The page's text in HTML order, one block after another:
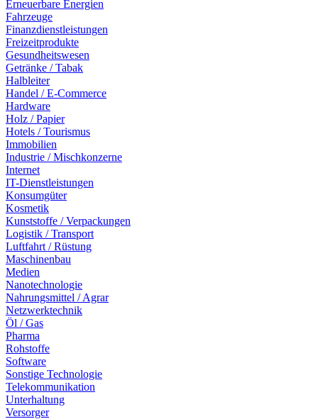
Erneuerbare Energien
Fahrzeuge
Finanzdienstleistungen
Freizeitprodukte
Gesundheitswesen
Getränke / Tabak
Halbleiter
Handel / E-Commerce
Hardware
Holz / Papier
Hotels / Tourismus
Immobilien
Industrie / Mischkonzerne
Internet
IT-Dienstleistungen
Konsumgüter
Kosmetik
Kunststoffe / Verpackungen
Logistik / Transport
Luftfahrt / Rüstung
Maschinenbau
Medien
Nanotechnologie
Nahrungsmittel / Agrar
Netzwerktechnik
Öl / Gas
Pharma
Rohstoffe
Software
Sonstige Technologie
Telekommunikation
Unterhaltung
Versorger